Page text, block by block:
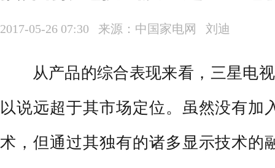
2017-05-26 07:30 来源：中国家电网 刘迪
从产品的综合表现来看，三星电视
以说远超于其市场定位。虽然没有加
术，但通过其独有的诸多显示技术的